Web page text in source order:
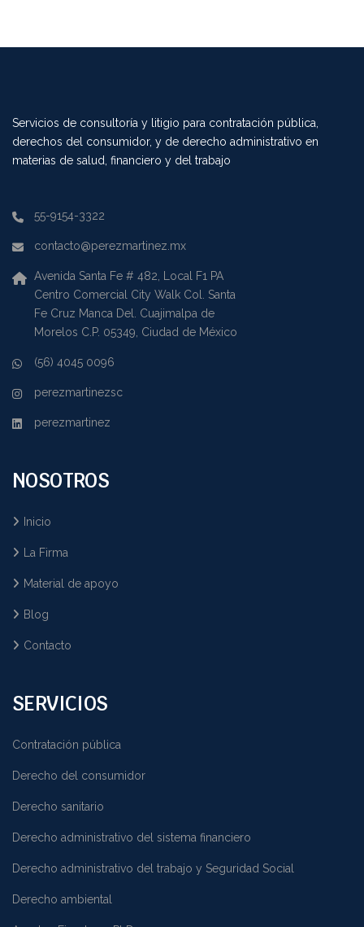
Servicios de consultoría y litigio para contratación pública,
derechos del consumidor, y de derecho administrativo en
materias de salud, financiero y del trabajo
55-9154-3322
contacto@perezmartinez.mx
Avenida Santa Fe # 482, Local F1 PA
Centro Comercial City Walk Col. Santa
Fe Cruz Manca Del. Cuajimalpa de
Morelos C.P. 05349, Ciudad de México
(56) 4045 0096
perezmartinezsc
perezmartinez
NOSOTROS
Inicio
La Firma
Material de apoyo
Blog
Contacto
SERVICIOS
Contratación pública
Derecho del consumidor
Derecho sanitario
Derecho administrativo del sistema financiero
Derecho administrativo del trabajo y Seguridad Social
Derecho ambiental